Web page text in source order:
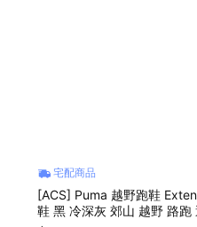
宅配商品
[ACS] Puma 越野跑鞋
鞋 黑 冷深灰 郊山 越野 路